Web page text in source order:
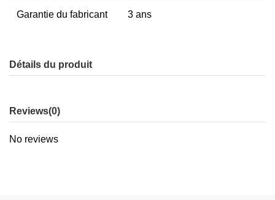
Garantie du fabricant 3 ans
Détails du produit
Reviews(0)
No reviews